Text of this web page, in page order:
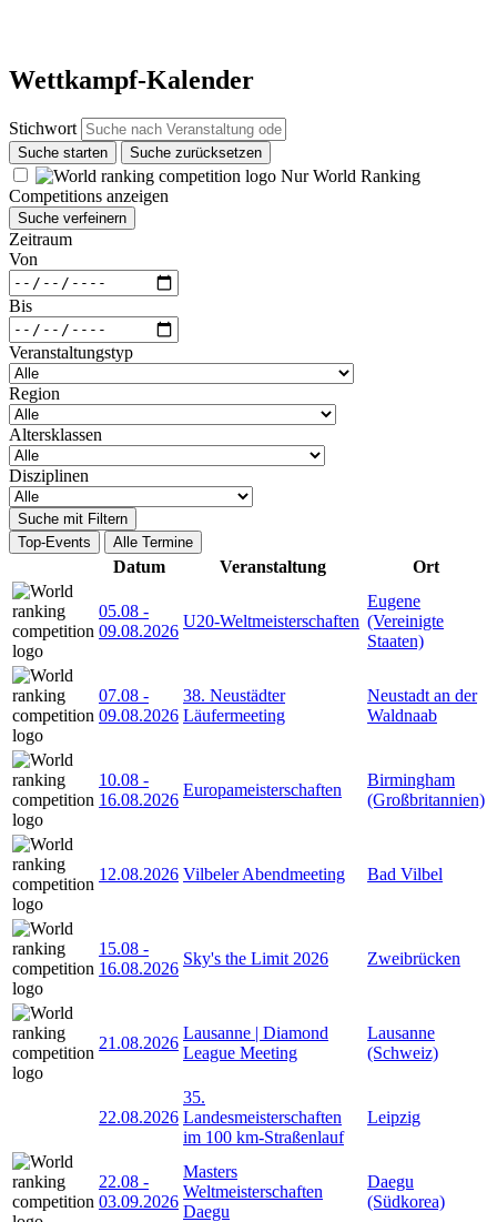
Wettkampf-Kalender
Stichwort
Suche starten Suche zurücksetzen
Nur World Ranking
Competitions anzeigen
Suche verfeinern
Zeitraum
Von
Bis
Veranstaltungstyp
Region
Altersklassen
Disziplinen
Suche mit Filtern
Top-Events
Alle Termine
Datum Veranstaltung Ort
05.08 -
09.08.2026
U20-Weltmeisterschaften
Eugene
(Vereinigte
Staaten)
07.08 -
09.08.2026
38. Neustädter
Läufermeeting
Neustadt an der
Waldnaab
10.08 -
16.08.2026
Europameisterschaften
Birmingham
(Großbritannien)
12.08.2026 Vilbeler Abendmeeting Bad Vilbel
15.08 -
16.08.2026
Sky's the Limit 2026 Zweibrücken
21.08.2026
Lausanne | Diamond
League Meeting
Lausanne
(Schweiz)
22.08.2026
35.
Landesmeisterschaften
im 100 km-Straßenlauf
Leipzig
22.08 -
03.09.2026
Masters
Weltmeisterschaften
Daegu
Daegu
(Südkorea)